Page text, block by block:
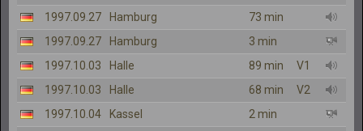
1997.09.27
Hamburg
73 min
1997.09.27
Hamburg
3 min
1997.10.03
Halle 89 min
V1
1997.10.03
Halle 68 min
V2
1997.10.04
Kassel
2 min